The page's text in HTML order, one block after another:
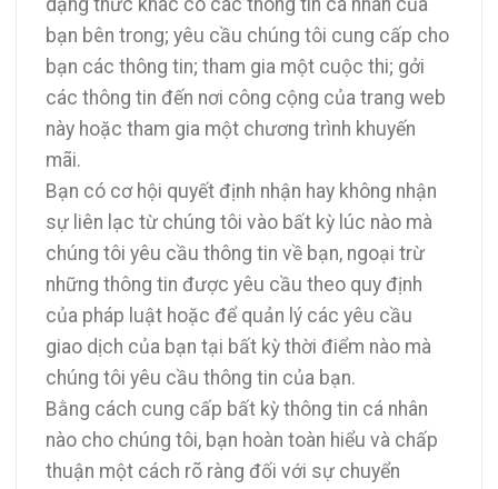
bạn bên trong; yêu cầu chúng tôi cung cấp cho
bạn các thông tin; tham gia một cuộc thi; gởi
các thông tin đến nơi công cộng của trang web
này hoặc tham gia một chương trình khuyến
mãi.
Bạn có cơ hội quyết định nhận hay không nhận
sự liên lạc từ chúng tôi vào bất kỳ lúc nào mà
chúng tôi yêu cầu thông tin về bạn, ngoại trừ
những thông tin được yêu cầu theo quy định
của pháp luật hoặc để quản lý các yêu cầu
giao dịch của bạn tại bất kỳ thời điểm nào mà
chúng tôi yêu cầu thông tin của bạn.
Bằng cách cung cấp bất kỳ thông tin cá nhân
nào cho chúng tôi, bạn hoàn toàn hiểu và chấp
thuận một cách rõ ràng đối với sự chuyển